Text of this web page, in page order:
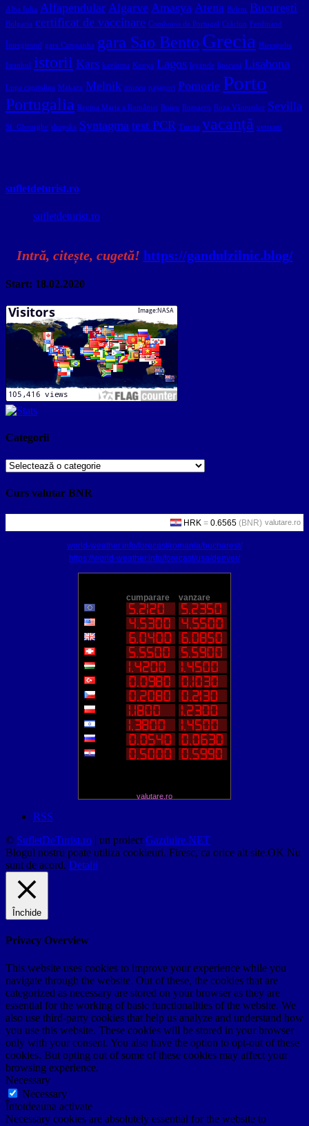
Alba Iulia Alfapendular Algarve Amasya Atena Belem București
Bulgaria certificat de vaccinare Comboios de Portugal Crăciun Ferdinand
Întregitorul gara Campanha gara Sao Bento Grecia Hierapolis
Istanbul istorii Kars kavârma Konya Lagos legende lipscani Lisabona
Lupa capitolina Makaza Melnik muzeu pașaport Pomorie Porto
Portugalia Regina Maria a României Rojen Romaero Roza Vânturilor Sevilla
Sf. Gheorghe shopska Syntagma test PCR Turcia vacanță veterani
sufletdeturist.ro
sufletdeturist.ro
Intră, citește, cugetă! https://gandulzilnic.blog/
Start: 18.02.2020
Categorii
Categorii
Curs valutar BNR
valutare.ro
world-weather.info/forecast/romania/bucharest/
https://world-weather.info/forecast/usa/denver/
valutare.ro
RSS
© SufletDeTurist.ro | un proiect Gazduire.NET
Blogul nostru poate utiliza cookieuri. Firesc, ca orice alt site.OK Nu
sunt de acord. Detalii
Închide
Privacy Overview
This website uses cookies to improve your experience while you
navigate through the website. Out of these, the cookies that are
categorized as necessary are stored on your browser as they are
essential for the working of basic functionalities of the website. We
also use third-party cookies that help us analyze and understand how
you use this website. These cookies will be stored in your browser
only with your consent. You also have the option to opt-out of these
cookies. But opting out of some of these cookies may affect your
browsing experience.
Necessary
Necessary
Întotdeauna activate
Necessary cookies are absolutely essential for the website to